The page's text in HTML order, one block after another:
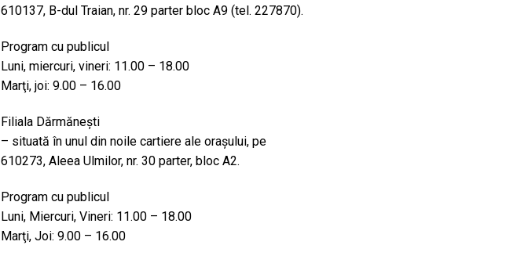
610137, B-dul Traian, nr. 29 parter bloc A9 (tel. 227870).
Program cu publicul
Luni, miercuri, vineri: 11.00 – 18.00
Marţi, joi: 9.00 – 16.00
Filiala Dărmăneşti
– situată în unul din noile cartiere ale oraşului, pe
610273, Aleea Ulmilor, nr. 30 parter, bloc A2.
Program cu publicul
Luni, Miercuri, Vineri: 11.00 – 18.00
Marţi, Joi: 9.00 – 16.00